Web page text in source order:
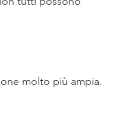
molto più ampia.